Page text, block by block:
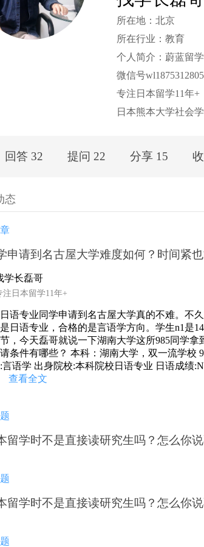
所在地：北京
所在行业：教育
个人简介：蔚蓝留
微信号
专注日本留学11年+
日本熊本大学社会
回答 32 提问 22 分享 15
态
申请到名古屋大学难度如何？时间紧
学长磊哥
注日本留学11年+
语专业同学申请到名古屋大学真的不难。不
日语专业，合格的是言语学方向。学生n1是
，今天磊哥就说一下湖南大学这所985同学
条件有哪些？ 本科：湖南大学，双一流学校
言语学 出身院校:本科院校日语专业 日语成绩
查看全文
留学时不是直接读研究生吗？怎么你
留学时不是直接读研究生吗？怎么你